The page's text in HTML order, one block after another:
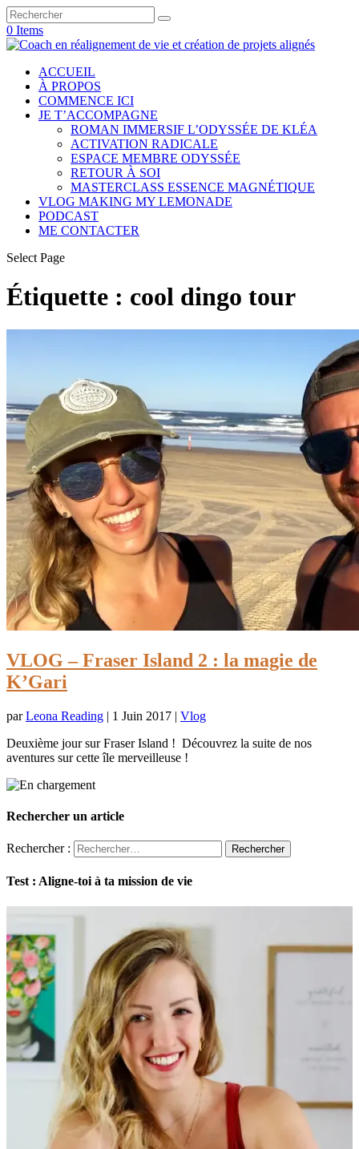
0 Items
ACCUEIL
À PROPOS
COMMENCE ICI
JE T’ACCOMPAGNE
ROMAN IMMERSIF L’ODYSSÉE DE KLÉA
ACTIVATION RADICALE
ESPACE MEMBRE ODYSSÉE
RETOUR À SOI
MASTERCLASS ESSENCE MAGNÉTIQUE
VLOG MAKING MY LEMONADE
PODCAST
ME CONTACTER
Select Page
Étiquette : cool dingo tour
VLOG – Fraser Island 2 : la magie de
K’Gari
parLeona Reading | 1 Juin 2017 | Vlog
Deuxième jour sur Fraser Island ! Découvrez la suite de nos
aventures sur cette île merveilleuse !
Rechercher un article
Rechercher :
Test : Aligne-toi à ta mission de vie